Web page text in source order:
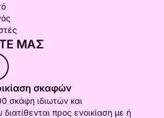
ΜΑΣ
σκαφών
σκάφη ιδιωτών και
προς ενοικίαση με ή